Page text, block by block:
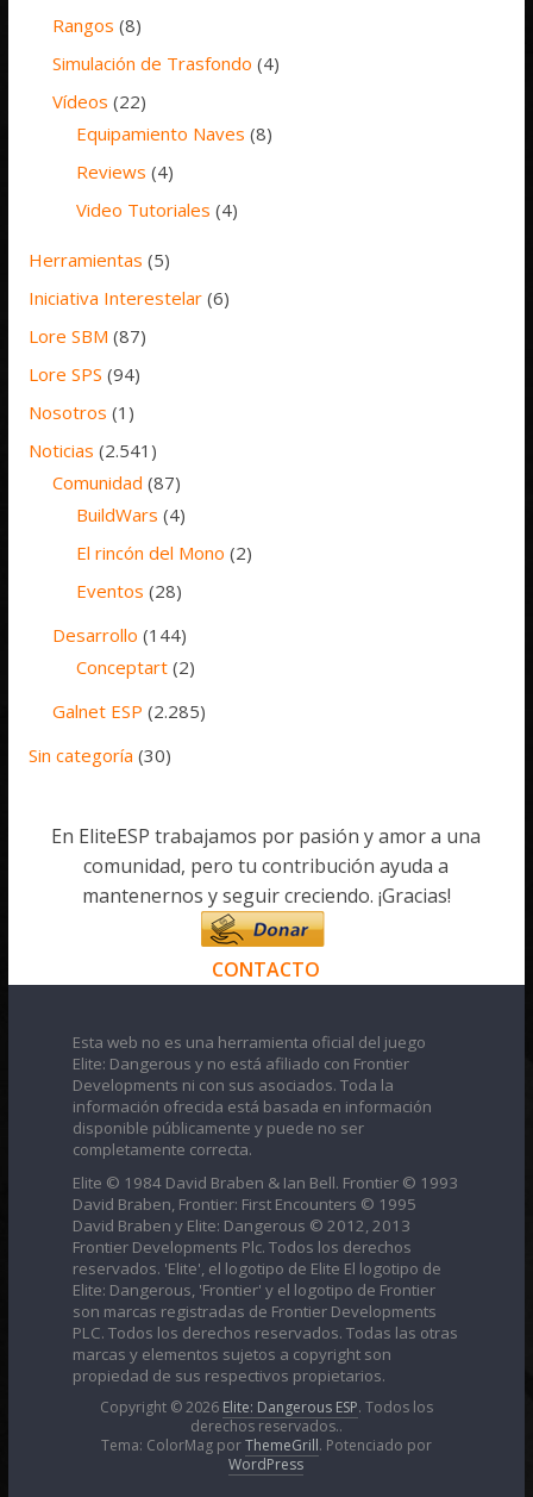
Rangos (8)
Simulación de Trasfondo (4)
Vídeos (22)
Equipamiento Naves (8)
Reviews (4)
Video Tutoriales (4)
Herramientas (5)
Iniciativa Interestelar (6)
Lore SBM (87)
Lore SPS (94)
Nosotros (1)
Noticias (2.541)
Comunidad (87)
BuildWars (4)
El rincón del Mono (2)
Eventos (28)
Desarrollo (144)
Conceptart (2)
Galnet ESP (2.285)
Sin categoría (30)
En EliteESP trabajamos por pasión y amor a una
comunidad, pero tu contribución ayuda a
mantenernos y seguir creciendo. ¡Gracias!
CONTACTO
Esta web no es una herramienta oficial del juego
Elite: Dangerous y no está afiliado con Frontier
Developments ni con sus asociados. Toda la
información ofrecida está basada en información
disponible públicamente y puede no ser
completamente correcta.
Elite © 1984 David Braben & Ian Bell. Frontier © 1993
David Braben, Frontier: First Encounters © 1995
David Braben y Elite: Dangerous © 2012, 2013
Frontier Developments Plc. Todos los derechos
reservados. 'Elite', el logotipo de Elite El logotipo de
Elite: Dangerous, 'Frontier' y el logotipo de Frontier
son marcas registradas de Frontier Developments
PLC. Todos los derechos reservados. Todas las otras
marcas y elementos sujetos a copyright son
propiedad de sus respectivos propietarios.
Copyright © 2026 Elite: Dangerous ESP. Todos los
derechos reservados..
Tema: ColorMag porThemeGrill. Potenciado por
WordPress